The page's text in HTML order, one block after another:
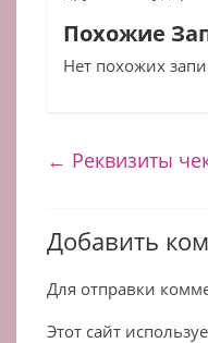
Похожие
Нет похожих
← Реквизиты
Добавить
Для отправки
Этот сайт